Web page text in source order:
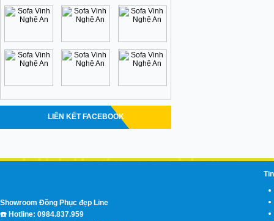
LIÊN KẾT FACEBOOK
Showroom Đồng Phục đẹp Line
☎️ Hotline: 0984.837.959